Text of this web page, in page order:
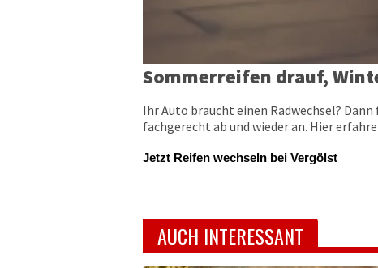
Sommerreifen drauf,
Ihr Auto braucht einen Radwechsel?
fachgerecht ab und wieder an. Hier
Jetzt Reifen wechseln bei Vergölst
AUCH INTERESSANT